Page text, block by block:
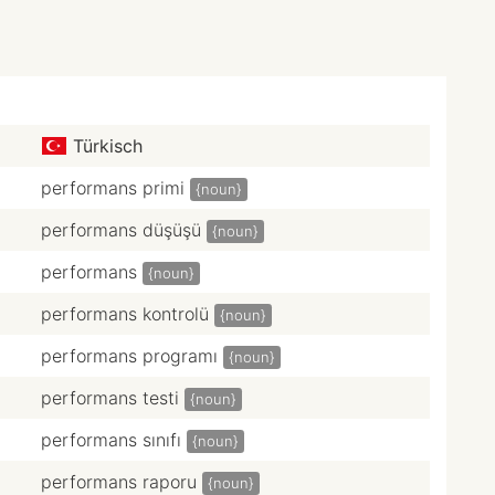
Türkisch
performans primi
{noun}
performans düşüşü {noun}
performans {noun}
performans kontrolü {noun}
performans programı {noun}
performans testi {noun}
performans sınıfı {noun}
performans raporu {noun}